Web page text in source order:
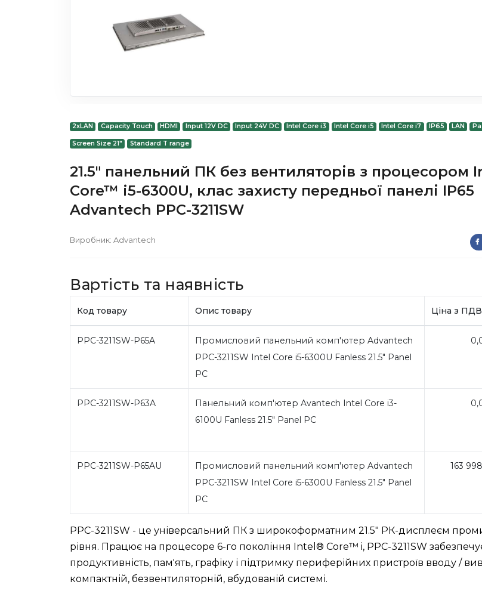
2xLAN Capacity Touch HDMI Input 12V DC Input 24V DC Intel Core i3 Intel Core i5 Intel Core i7 IP65 LAN
Screen Size 21" Standard T range
21.5" панельний ПК без вентиляторів з процесором
Core™ i5-6300U, клас захисту передньої панелі IP65
Advantech PPC-3211SW
Виробник: Advantech
Вартість та наявність
Код товару Опис товару Ціна з ПДВ
PPC-3211SW-P65A
Промисловий панельний комп'ютер Advantech
PPC-3211SW Intel Core i5-6300U Fanless 21.5" Panel
PC
PPC-3211SW-P63A
Панельний комп'ютер Avantech Intel Core i3-
6100U Fanless 21.5" Panel PC
PPC-3211SW-P65AU
Промисловий панельний комп'ютер Advantech
PPC-3211SW Intel Core i5-6300U Fanless 21.5" Panel
PC
163
PPC-3211SW - це універсальний ПК з широкоформатним 21.5" РК-дисплеєм
рівня. Працює на процесоре 6-го покоління Intel® Core™ i, PPC-3211SW
продуктивність, пам'ять, графіку і підтримку периферійних пристроїв вводу /
компактній, безвентиляторній, вбудованій системі.